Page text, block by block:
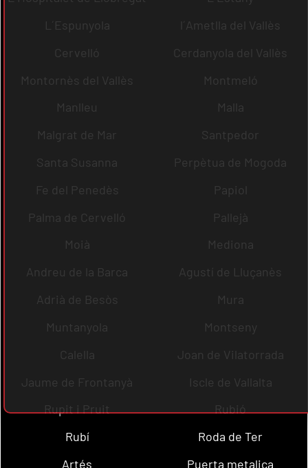
L´Espunyola
l´Ametlla del Vallès
Cervelló
Cerdanyola del Vallès
Montornès del Vallès
Montmeló
Manlleu
Malla
Malgrat de Mar
Santpedor
Santa Susanna
Perpètua de Mogoda
Fe del Penedès
Papiol
Palma de Cervelló
Pallejà
Moià
Mediona
Andreu de la Barca
Agustí de Lluçanès
Adrià de Besòs
Mura
Muntanyola
Montseny
Calella
Joan de Vilatorrada
Jaume de Frontanyà
Iscle de Vallalta
Rupit i Pruit
Rubió
Rubí
Roda de Ter
Artés
Puerta metalica